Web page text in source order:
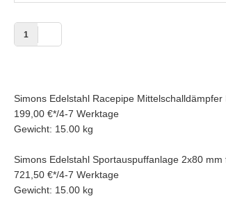
1
Simons Edelstahl Racepipe
199,00 €*/4-7 Werktage
Gewicht: 15.00 kg
Simons Edelstahl Sportauspuffanlage 2x80
721,50 €*/4-7 Werktage
Gewicht: 15.00 kg